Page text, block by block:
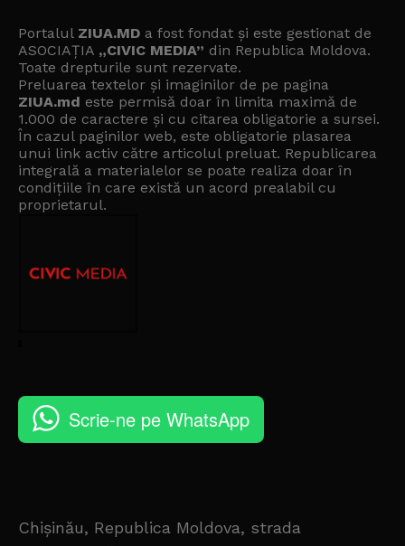
Portalul ZIUA.MD a fost fondat și este gestionat de
ASOCIAȚIA „CIVIC MEDIA” din Republica Moldova.
Toate drepturile sunt rezervate.
Preluarea textelor și imaginilor de pe pagina
ZIUA.md este permisă doar în limita maximă de
1.000 de caractere și cu citarea obligatorie a sursei.
În cazul paginilor web, este obligatorie plasarea
unui link activ către articolul preluat. Republicarea
integrală a materialelor se poate realiza doar în
condițiile în care există un acord prealabil cu
proprietarul.
Scrie-ne pe WhatsApp
Chișinău, Republica Moldova, strada